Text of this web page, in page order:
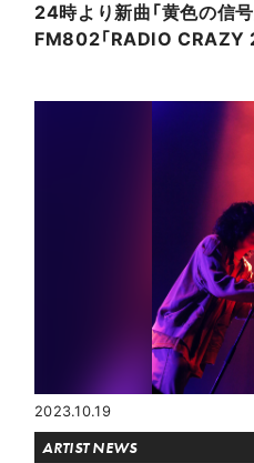
24時より新曲「黄色の信号
FM802「RADIO CRAZY
2023.10.19
ARTIST NEWS